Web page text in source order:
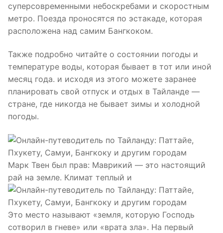
суперсовременными небоскребами и скоростным
метро. Поезда проносятся по эстакаде, которая
расположена над самим Бангкоком.
Также подробно читайте о состоянии погоды и
температуре воды, которая бывает в тот или иной
месяц года. и исходя из этого можете заранее
планировать свой отпуск и отдых в Тайланде —
стране, где никогда не бывает зимы и холодной
погоды.
Марк Твен был прав: Маврикий — это настоящий
рай на земле. Климат теплый и
Это место называют «земля, которую Господь
сотворил в гневе» или «врата зла». На первый